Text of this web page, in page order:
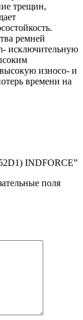
трещин,
ремней
исключительную
износо- и
времени на
INDFORCE”
поля